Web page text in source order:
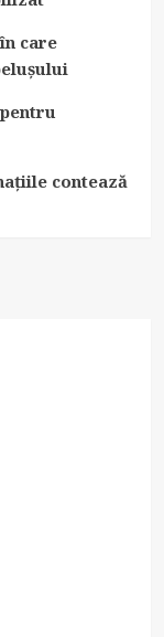
care
contează